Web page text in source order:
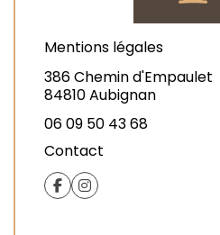
Mentions légales
386 Chemin d'Empaulet
84810 Aubignan
06 09 50 43 68
Contact